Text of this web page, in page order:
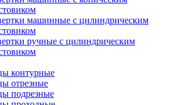
машинные с цилиндрическим
ручные с цилиндрическим
контурные
отрезные
подрезные